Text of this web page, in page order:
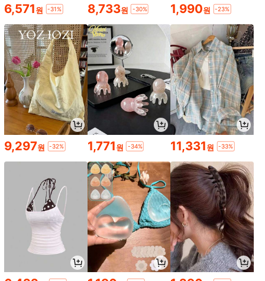
1개 듀얼 컬러 액체 타이머, 아크릴 허
리 모양 쉘, 배터리 없음, 책상, 책장 및
침대 옆 캐비닛에 적합한 독특한 장식
타이머, 창의적인 가구 장식, 새해 장
식, 발렌타인 데이 선물
2,990원 -27%
6개 가을 테마 우드 코스터 - 귀
여운 동물 캐릭터와 호박 및 잎 디자인
- 가정, 파티 또는 카페 장식에 완벽,
-30%
2,658원 절약
1/3/4/5/9/12개 세계 유명 회화 미니
어처 냉장고 자석, 3D 레진 빈티지 아
트 프레임 냉장고 자석, 반 고흐 별이
빛나는 밤과 클래식 걸작 시리즈, 미적
홈 주방 장식, 귀여운 예술 애호가 선
물, 빈티지 사무실 캐비닛 자석, 창의
적인 여행 기념품 및 작은 휴일 선물,
방 장식 용품, 사무실 및 홈 장식 자석
- 크리스마스, 홈 장식, 여자친구 선물,
작은 선물, 휴일 파티 선물에 적합
3,132 원
1개 수제 크리스털 연꽃 장식품, 다채
로운 반짝이는 유리, 가정용, 테이블
디스플레이, 우아한 식탁 중앙 장식품,
집, 파티 및 웨딩 장식용으로 다기능,
독특한 선물 아이디어
3,490원 -26%
6,571원 -31% 8,733원 -30% 1,990원 -23%
9,297원 -32% 1,771원 -34% 11,331원 -33%